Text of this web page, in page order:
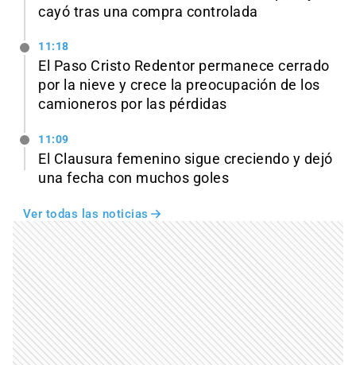
cayó tras una compra controlada
11:18
El Paso Cristo Redentor permanece cerrado
por la nieve y crece la preocupación de los
camioneros por las pérdidas
11:09
El Clausura femenino sigue creciendo y dejó
una fecha con muchos goles
Ver todas las noticias